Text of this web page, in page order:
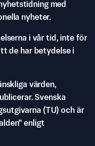
med
nyheter.
i vår tid, inte för
de har betydelse i
värden,
Svenska
(TU) och är
enligt